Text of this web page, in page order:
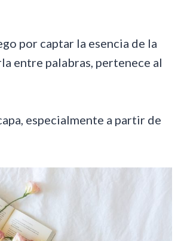
por captar la esencia de la
entre palabras, pertenece al
especialmente a partir de